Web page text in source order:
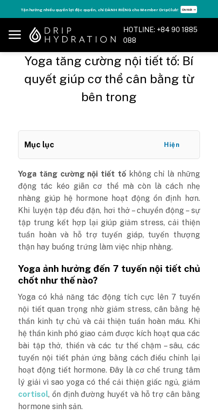
to
content
Tăng năng lượng - sống đỉnh cao với thẻ Vitamin Drip Membership. Xem ngay ➝
HOTLINE: +84 90 1885
088
Yoga tăng cường nội tiết tố: Bí
quyết giúp cơ thể cân bằng từ
bên trong
Mục lục Hiện
Yoga tăng cường nội tiết tốkhông chỉ là những
động tác kéo giãn cơ thể mà còn là cách nhẹ
nhàng giúp hệ hormone hoạt động ổn định hơn.
Khi luyện tập đều đặn, hơi thở – chuyển động – sự
tập trung kết hợp lại giúp giảm stress, cải thiện
tuần hoàn và hỗ trợ tuyến giáp, tuyến thượng
thận hay buồng trứng làm việc nhịp nhàng.
Yoga ảnh hưởng đến 7 tuyến nội tiết chủ
chốt như thế nào?
Yoga có khả năng tác động tích cực lên 7 tuyến
nội tiết quan trọng nhờ giảm stress, cân bằng hệ
thần kinh tự chủ và cải thiện tuần hoàn máu. Khi
hệ thần kinh phó giao cảm được kích hoạt qua các
bài tập thở, thiền và các tư thế chậm – sâu, các
tuyến nội tiết phản ứng bằng cách điều chỉnh lại
hoạt động tiết hormone. Đây là cơ chế trung tâm
lý giải vì sao yoga có thể cải thiện giấc ngủ, giảm
cortisol, ổn định đường huyết và hỗ trợ cân bằng
hormone sinh sản.